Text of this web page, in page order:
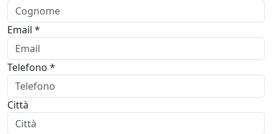
Email *
Telefono *
Città